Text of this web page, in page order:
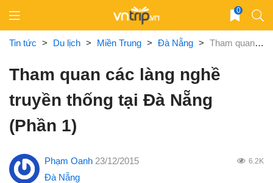
content
0
Tin tức > Du lịch > Miền Trung > Đà Nẵng > Tham quan các làng nghề truyền thống tại Đà Nẵng (Phần 1)
Tham quan các làng nghề
truyền thống tại Đà Nẵng
(Phần 1)
Phạm Oanh 23/12/2015 6.2K
Đà Nẵng